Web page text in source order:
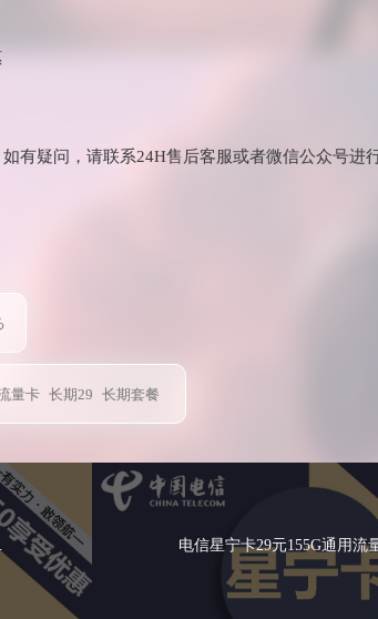
有疑问，请联系24H售后客服或者微信公众号进
量卡 长期29 长期套餐